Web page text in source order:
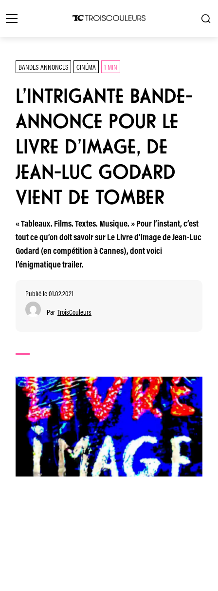
BANDES-ANNONCES CINÉMA 1 MIN
L’INTRIGANTE BANDE-
ANNONCE POUR LE
LIVRE D’IMAGE, DE
JEAN-LUC GODARD
VIENT DE TOMBER
« Tableaux. Films. Textes. Musique. » Pour l’instant, c’est
tout ce qu’on doit savoir sur Le Livre d’image de Jean-Luc
Godard (en compétition à Cannes), dont voici
l’énigmatique trailer.
Publié le 01.02.2021
Par TroisCouleurs